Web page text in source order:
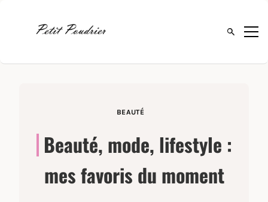
Ouvrir la
BEAUTÉ
Beauté, mode, lifestyle :
mes favoris du moment